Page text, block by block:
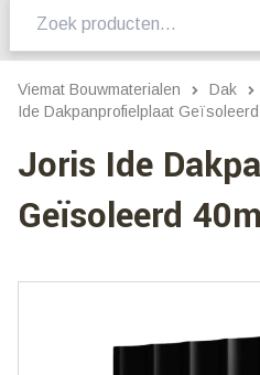
naar:
Viemat Bouwmaterialen Dak
Ide Dakpanprofielplaat
Joris Ide
Geïsoleerd